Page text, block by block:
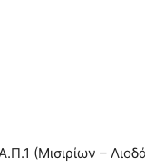
(Μισιρίων –